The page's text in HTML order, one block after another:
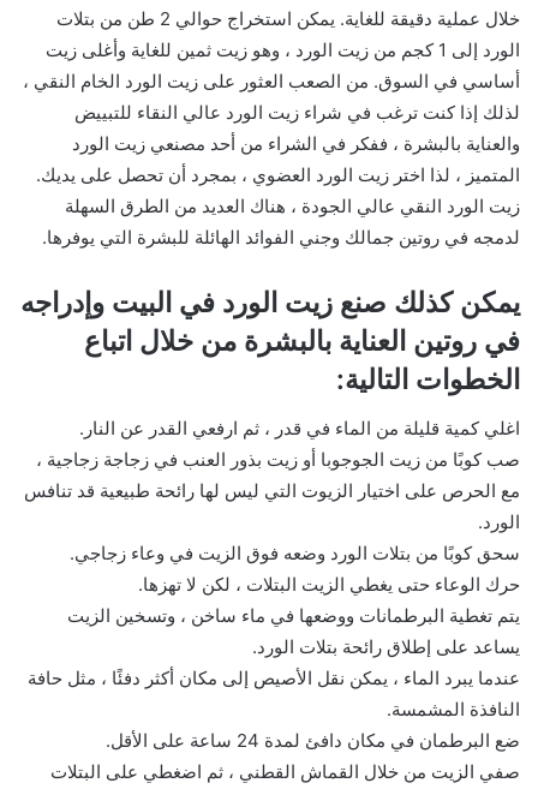
خلال عملية دقيقة للغاية. يمكن استخراج حوالي 2 طن من بتلات
الورد إلى 1 كجم من زيت الورد ، وهو زيت ثمين للغاية وأغلى زيت
أساسي في السوق. من الصعب العثور على زيت الورد الخام النقي ،
لذلك إذا كنت ترغب في شراء زيت الورد عالي النقاء للتبييض
والعناية بالبشرة ، ففكر في الشراء من أحد مصنعي زيت الورد
المتميز ، لذا اختر زيت الورد العضوي ، بمجرد أن تحصل على يديك.
زيت الورد النقي عالي الجودة ، هناك العديد من الطرق السهلة
لدمجه في روتين جمالك وجني الفوائد الهائلة للبشرة التي يوفرها.
يمكن كذلك صنع زيت الورد في البيت وإدراجه
في روتين العناية بالبشرة من خلال اتباع
الخطوات التالية:
اغلي كمية قليلة من الماء في قدر ، ثم ارفعي القدر عن النار.
صب كوبًا من زيت الجوجوبا أو زيت بذور العنب في زجاجة زجاجية ،
مع الحرص على اختيار الزيوت التي ليس لها رائحة طبيعية قد تنافس
الورد.
سحق كوبًا من بتلات الورد وضعه فوق الزيت في وعاء زجاجي.
حرك الوعاء حتى يغطي الزيت البتلات ، لكن لا تهزها.
يتم تغطية البرطمانات ووضعها في ماء ساخن ، وتسخين الزيت
يساعد على إطلاق رائحة بتلات الورد.
عندما يبرد الماء ، يمكن نقل الأصيص إلى مكان أكثر دفئًا ، مثل حافة
النافذة المشمسة.
ضع البرطمان في مكان دافئ لمدة 24 ساعة على الأقل.
صفي الزيت من خلال القماش القطني ، ثم اضغطي على البتلات